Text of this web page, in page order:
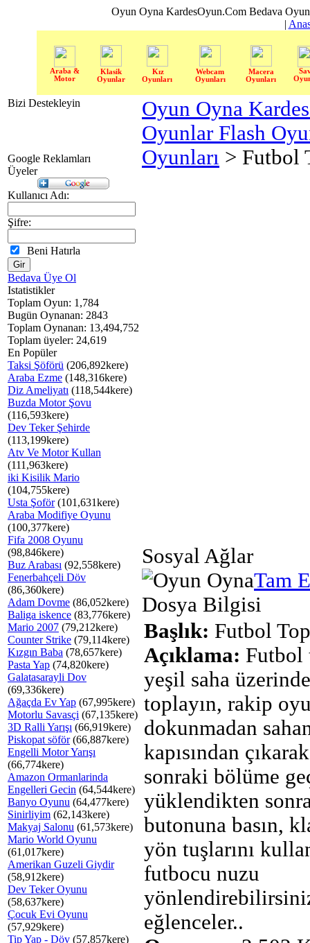
Oyun Oyna KardesOyun.Com Bedava
|
Araba &
Motor
Klasik
Oyunlar
Kız
Oyunları
Webcam
Oyunları
Macera
Oyunları
Bizi Destekleyin
Google Reklamları
Üyeler
Kullanıcı Adı:
Şifre:
Beni Hatırla
Bedava Üye Ol
Istatistikler
Toplam Oyun: 1,784
Bugün Oynanan: 2843
Toplam Oynanan: 13,494,752
Toplam üyeler: 24,619
En Popüler
Taksi Şöförü (206,892kere)
Araba Ezme (148,316kere)
Diz Ameliyatı (118,544kere)
Buzda Motor Şovu
(116,593kere)
Dev Teker Şehirde
(113,199kere)
Atv Ve Motor Kullan
(111,963kere)
iki Kisilik Mario
(104,755kere)
Usta Şoför(101,631kere)
Araba Modifiye Oyunu
(100,377kere)
Fifa 2008 Oyunu
(98,846kere)
Buz Arabası (92,558kere)
Fenerbahçeli Döv
(86,360kere)
Adam Dovme (86,052kere)
Baliga iskence (83,776kere)
Mario 2007 (79,212kere)
Counter Strike (79,114kere)
Kızgın Baba (78,657kere)
Pasta Yap (74,820kere)
Galatasarayli Dov
(69,336kere)
Ağaçda Ev Yap (67,995kere)
Motorlu Savasçi (67,135kere)
3D Ralli Yarışı (66,919kere)
Piskopat söför(66,887kere)
Engelli Motor Yarışı
(66,774kere)
Amazon Ormanlarinda
Engelleri Gecin (64,544kere)
Banyo Oyunu (64,477kere)
Sinirliyim (62,143kere)
Makyaj Salonu (61,573kere)
Mario World Oyunu
(61,017kere)
Amerikan Guzeli Giydir
(58,912kere)
Dev Teker Oyunu
(58,637kere)
Çocuk Evi Oyunu
(57,929kere)
Tip Yap - Döv (57,857kere)
Oyun Oyna
Oyunlar Flash
Oyunları > Futbol
Sosyal Ağlar
Tam
Dosya Bilgisi
Başlık: Futbol
Açıklama: Futbol
yeşil saha
toplayın, rakip
dokunmadan
kapısından
sonraki bölüme
yüklendikten
butonuna basın,
yön tuşlarını
futbocu nuzu
eğlenceler..